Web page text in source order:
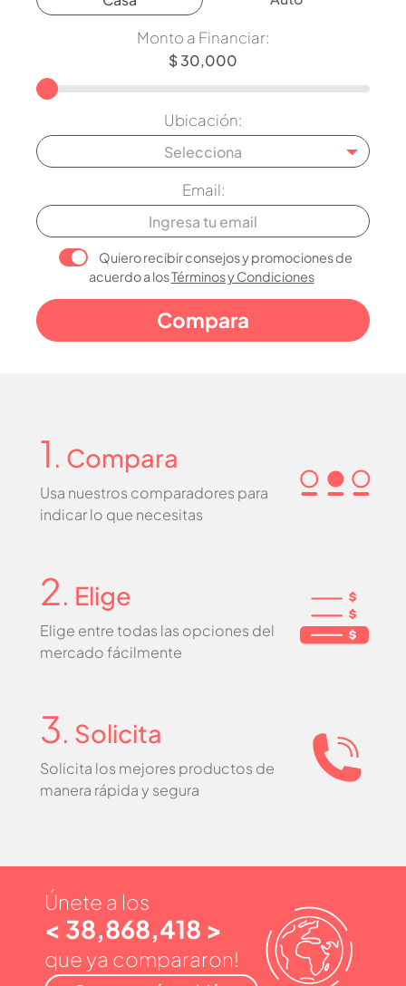
Monto a Financiar:
Ubicación:
Selecciona
Email:
Quiero recibir consejos y promociones de
acuerdo a losTérminos y Condiciones
1 . Compara
Usa nuestros comparadores para
indicar lo que necesitas
2. Elige
Elige entre todas las opciones del
mercado fácilmente
3. Solicita
Solicita los mejores productos de
manera rápida y segura
Únete a los
< 38,868,418 >
que ya compararon!